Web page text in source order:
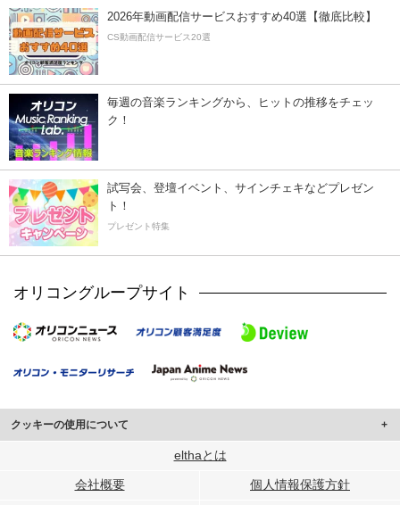
2026年動画配信サービスおすすめ40選【徹底比較】
CS動画配信サービス20選
毎週の音楽ランキングから、ヒットの推移をチェッ
ク！
試写会、登壇イベント、サインチェキなどプレゼン
ト！
プレゼント特集
オリコングループサイト
クッキーの使用について
このサイトでは Cookie を使用して、ユーザーに合わせたコンテンツや広告の
行っています。
elthaとは
会社概要 個人情報保護方針